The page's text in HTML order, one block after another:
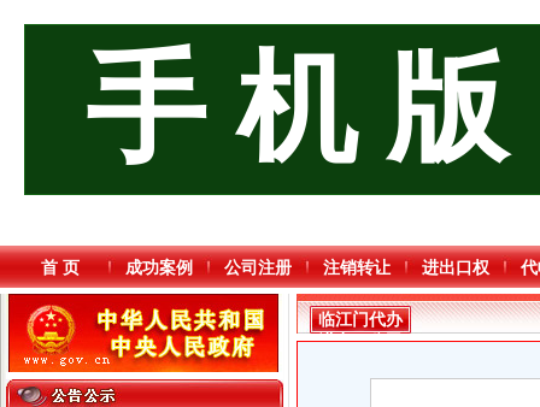
手 机 版
首 页 成功案例 公司注册 注销转让 进出口权
临江门代办
进出口公司